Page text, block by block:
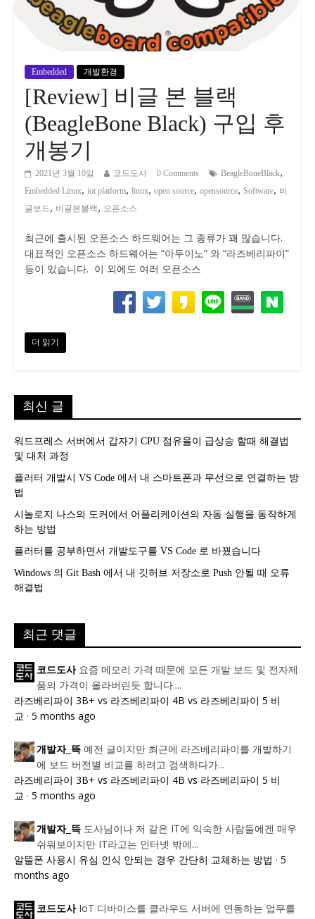
Embedded 개발환경
[Review] 비글 본 블랙
(BeagleBone Black) 구입 후
개봉기
2021년 3월 10일 코드도사 0 Comments BeagleBoneBlack,
Embedded Linux, iot platform, linux, open source, opensource, Software, 비
글보드, 비글본블랙, 오픈소스
최근에 출시된 오픈소스 하드웨어는 그 종류가 꽤 많습니다.
대표적인 오픈소스 하드웨어는 “아두이노” 와 “라즈베리파이”
등이 있습니다. 이 외에도 여러 오픈소스
더 읽기
최신 글
워드프레스 서버에서 갑자기 CPU 점유율이 급상승 할때 해결법
및 대처 과정
플러터 개발시 VS Code 에서 내 스마트폰과 무선으로 연결하는 방
법
시놀로지 나스의 도커에서 어플리케이션의 자동 실행을 동작하게
하는 방법
플러터를 공부하면서 개발도구를 VS Code 로 바꿨습니다
Windows 의 Git Bash 에서 내 깃허브 저장소로 Push 안될 때 오류
해결법
최근 댓글
코드도사 요즘 메모리 가격 때문에 모든 개발 보드 및 전자제
품의 가격이 올라버린듯 합니다....
라즈베리파이 3B+ vs 라즈베리파이 4B vs 라즈베리파이 5 비
교 · 5 months ago
개발자_뜩 예전 글이지만 최근에 라즈베리파이를 개발하기
에 보드 버전별 비교를 하려고 검색하다가...
라즈베리파이 3B+ vs 라즈베리파이 4B vs 라즈베리파이 5 비
교 · 5 months ago
개발자_뜩 도사님이나 저 같은 IT에 익숙한 사람들에겐 매우
쉬워보이지만 IT라고는 인터넷 밖에...
알뜰폰 사용시 유심 인식 안되는 경우 간단히 교체하는 방법 · 5
months ago
코드도사 IoT 디바이스를 클라우드 서버에 연동하는 업무를